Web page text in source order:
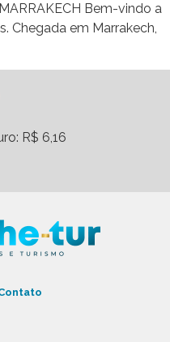
Bem-vindo a
Chegada em Marrakech,
R$ 6,16